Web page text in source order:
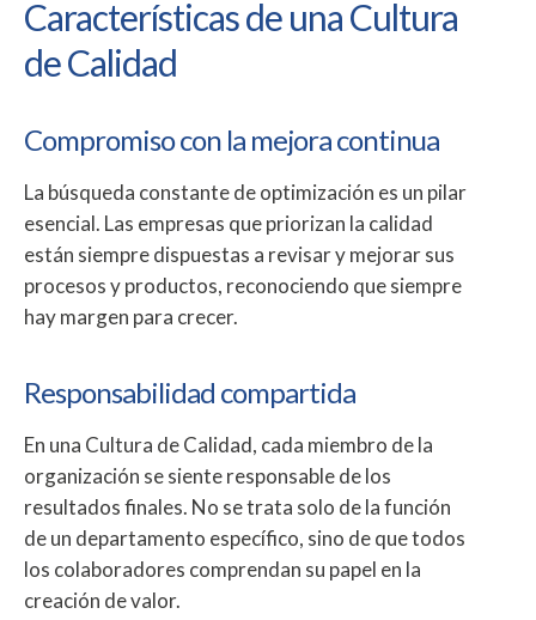
Características de una Cultura
de Calidad
Compromiso con la mejora continua
La búsqueda constante de optimización es un pilar
esencial. Las empresas que priorizan la calidad
están siempre dispuestas a revisar y mejorar sus
procesos y productos, reconociendo que siempre
hay margen para crecer.
Responsabilidad compartida
En una Cultura de Calidad, cada miembro de la
organización se siente responsable de los
resultados finales. No se trata solo de la función
de un departamento específico, sino de que todos
los colaboradores comprendan su papel en la
creación de valor.